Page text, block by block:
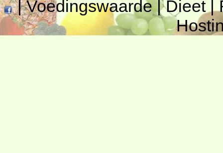
|Voedingswaarde|Dieet|